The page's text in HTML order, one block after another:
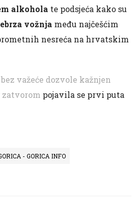
alkohola te podsjeća kako su
vožnja među najčešćim
nesreća na hrvatskim
važeće dozvole kažnjen
pojavila se prvi puta
- GORICA INFO